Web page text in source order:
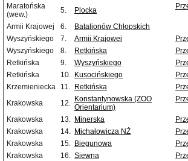
Maratońska
(wew.)
5. Plocka
Armii Krajowej 6.
Batalionów Chłopskich
Wyszyńskiego
7. Armii Krajowej
Wyszyńskiego
8. Retkińska
Retkińska
9. Wyszyńskiego
Retkińska
10. Kusocińskiego
Krzemieniecka
11. Retkińska
Krakowska
12. Konstantynowska (ZOO
Orientarium)
Krakowska 13. Minerska
Krakowska
14. Michałowicza NŻ
Krakowska
15. Biegunowa
Krakowska
16. Siewna